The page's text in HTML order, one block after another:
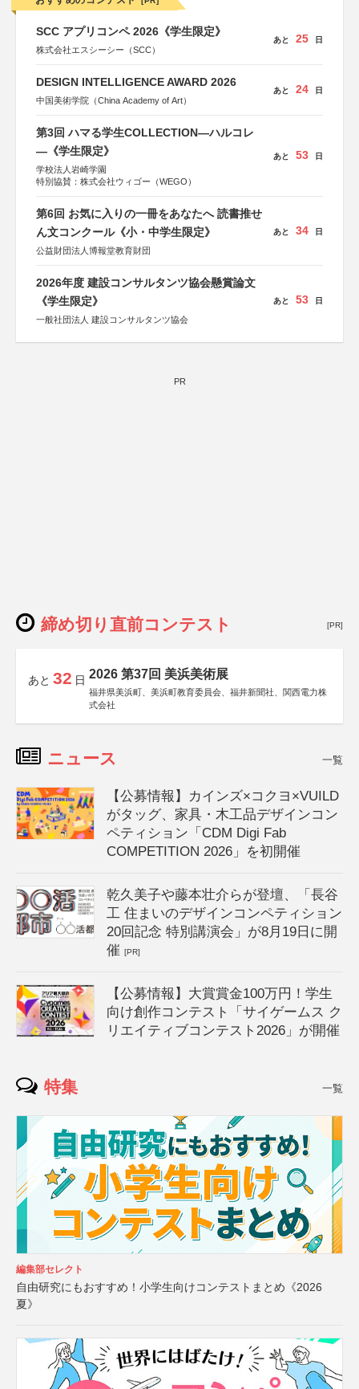
SCC アプリコンペ 2026《学生限定》
株式会社エスシーシー（SCC）
あと 25 日
DESIGN INTELLIGENCE AWARD 2026
中国美術学院（China Academy of Art）
あと 24 日
第3回 ハマる学生COLLECTION―ハルコレ
―《学生限定》
学校法人岩崎学園
特別協賛：株式会社ウィゴー（WEGO）
あと 53 日
第6回 お気に入りの一冊をあなたへ 読書推せ
ん文コンクール《小・中学生限定》
公益財団法人博報堂教育財団
あと 34 日
2026年度 建設コンサルタンツ協会懸賞論文
《学生限定》
一般社団法人 建設コンサルタンツ協会
あと 53 日
PR
締め切り直前コンテスト [PR]
あと 32 日 2026 第37回 美浜美術展
福井県美浜町、美浜町教育委員会、福井新聞社、関西電力株
式会社
ニュース 一覧
【公募情報】カインズ×コクヨ×VUILD
がタッグ、家具・木工品デザインコン
ペティション「CDM Digi Fab
COMPETITION 2026」を初開催
乾久美子や藤本壮介らが登壇、「長谷
工 住まいのデザインコンペティション
20回記念 特別講演会」が8月19日に開
催[PR]
【公募情報】大賞賞金100万円！学生
向け創作コンテスト「サイゲームス ク
リエイティブコンテスト2026」が開催
特集 一覧
編集部セレクト
自由研究にもおすすめ！小学生向けコンテストまとめ《2026
夏》